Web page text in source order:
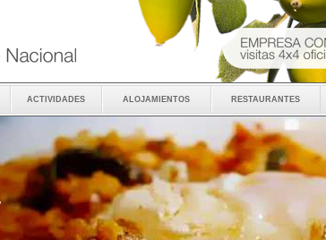
actividades alojamientos restaurantes